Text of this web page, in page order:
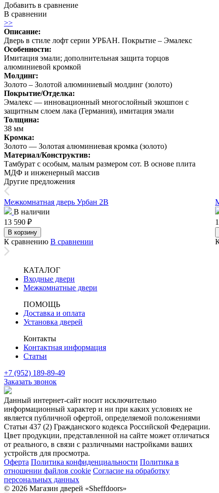
Добавить в сравнение
В сравнении
>>
Описание:
Дверь в стиле лофт серии УРБАН. Покрытие – Эмалекс
Особенности:
Имитация эмали; дополнительная защита торцов
алюминиевой кромкой
Молдинг:
Золото – Золотой алюминиевый молдинг (золото)
Покрытие/Отделка:
Эмалекс — инновационный многослойный экошпон с
защитным слоем лака (Германия), имитация эмали
Толщина:
38 мм
Кромка:
Золото — Золотая алюминиевая кромка (золото)
Материал/Конструктив:
Тамбурат с особым, малым размером сот. В основе плита
МДФ и инженерный массив
Другие предложения
Межкомнатная дверь Урбан 2В
В наличии
13 590 ₽
В корзину
К сравнению В сравнении
КАТАЛОГ
Входные двери
Межкомнатные двери
ПОМОЩЬ
Доставка и оплата
Установка дверей
Контакты
Контактная информация
Статьи
+7 (952) 189-89-49
Заказать звонок
Данный интернет-сайт носит исключительно
информационный характер и ни при каких условиях не
является публичной офертой, определяемой положениями
Статьи 437 (2) Гражданского кодекса Российской Федерации.
Цвет продукции, представленной на сайте может отличаться
от реального, в связи с различными настройками ваших
устройств для просмотра.
Оферта Политика конфиденциальности Политика в
отношении файлов cookie Согласие на обработку
персональных данных
© 2026 Магазин дверей «Sheffdoors»